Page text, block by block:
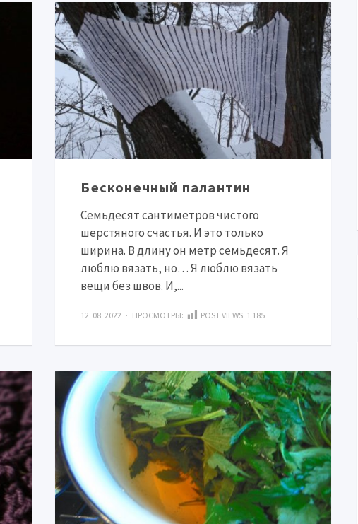
Бесконечный палантин
Семьдесят сантиметров чистого
шерстяного счастья. И это только
ширина. В длину он метр семьдесят. Я
люблю вязать, но… Я люблю вязать
вещи без швов. И,...
12. 08. 2022 · ПРОСМОТРЫ: POST VIEWS: 1 185